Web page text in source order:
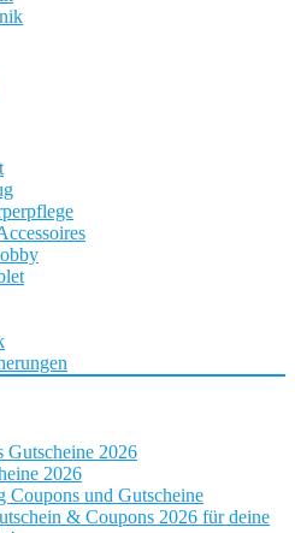
Gutscheine 2026
2026
Coupons und Gutscheine
& Coupons 2026 für deine